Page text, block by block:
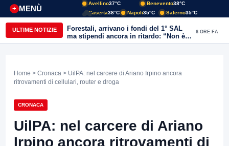
MENÙ
+
Avellino37°C Benevento38°C
Caserta38°C Napoli35°C Salerno35°C
ULTIME NOTIZIE
Forestali, arrivano i fondi del 1° SAL
ma stipendi ancora in ritardo: “Non è
più sostenibile”
6 ORE FA
Home > Cronaca > UilPA: nel carcere di Ariano Irpino ancora
ritrovamenti di cellulari, router e droga
CRONACA
UilPA: nel carcere di Ariano
Irpino ancora ritrovamenti di